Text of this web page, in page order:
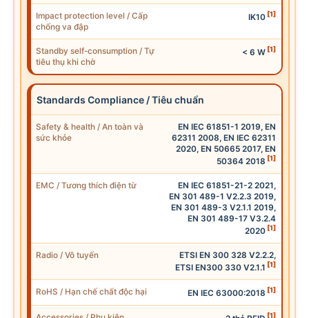
Impact protection level / Cấp
chống va đập
IK10 [1]
Standby self-consumption / Tự
tiêu thụkhi chờ
< 6W [1]
Standards Compliance / Tiêu chuẩn
Safety & health / An toàn và
sức khỏe
EN IEC 61851-1 2019,EN
62311 2008,EN IEC 62311
2020,EN 50665 2017,EN
50364 2018 [1]
EMC / Tương thích điện từ EN IEC 61851-21-2 2021,
EN 301 489-1 V2.2.3 2019,
EN 301 489-3 V2.1.1 2019,
EN 301 489-17 V3.2.4
2020 [1]
Radio / Vô tuyến ETSIEN 300 328 V2.2.2,
ETSI EN300 330 V2.1.1 [1]
RoHS / Hạn chế chất độc hại ENIEC 63000:2018 [1]
[1]